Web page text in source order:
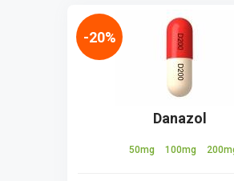
Danazol
50mg 100mg
-20%